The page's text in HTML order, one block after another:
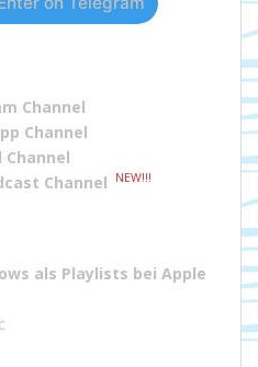
Channel
Channel
Channel
Channel
NEW!!!
als Playlists bei Apple